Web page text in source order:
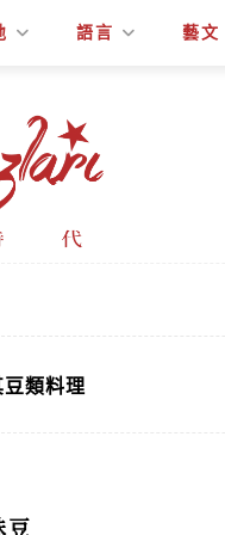
語言 藝文
類料理
豆